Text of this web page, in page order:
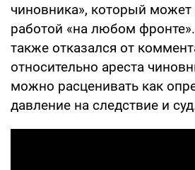
чиновника», который может
работой «на любом
также отказался от
относительно ареста
можно расценивать как
давление на следствие и